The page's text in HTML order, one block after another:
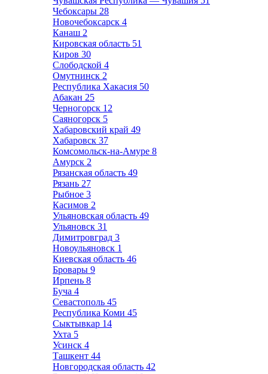
Чебоксары 28
Новочебоксарск 4
Канаш 2
Кировская область 51
Киров 30
Слободской 4
Омутнинск 2
Республика Хакасия 50
Абакан 25
Черногорск 12
Саяногорск 5
Хабаровский край 49
Хабаровск 37
Комсомольск-на-Амуре 8
Амурск 2
Рязанская область 49
Рязань 27
Рыбное 3
Касимов 2
Ульяновская область 49
Ульяновск 31
Димитровград 3
Новоульяновск 1
Киевская область 46
Бровары 9
Ирпень 8
Буча 4
Севастополь 45
Республика Коми 45
Сыктывкар 14
Ухта 5
Усинск 4
Ташкент 44
Новгородская область 42